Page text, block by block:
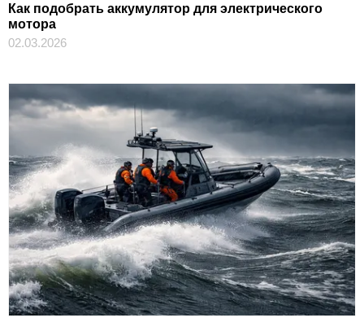
Как подобрать аккумулятор для электрического
мотора
02.03.2026